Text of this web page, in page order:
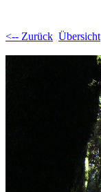
<-- Zurück Übersicht